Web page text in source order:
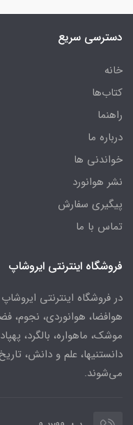
دسترسی سریع
خانه
کتاب‌ها
راهنما
درباره ما
خواندنی ها
نشر هوانورد
پیگیری سفارش
تماس با ما
فروشگاه اینترنتی ایروشاپ
در فروشگاه اینترنتی
هوافضا، هوانوردی، نجوم،
موشک، ماهواره، بالگرد،
دانستنیها، علم و دانش،
می‌شوند.